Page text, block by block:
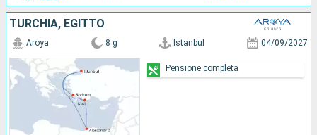
TURCHIA, EGITTO
Aroya 8 g Istanbul 04/09/2027
Pensione completa